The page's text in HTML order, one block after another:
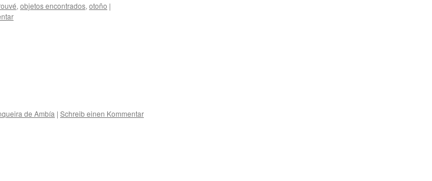
, objetos encontrados, otoño |
de Ambía | Schreib einen Kommentar